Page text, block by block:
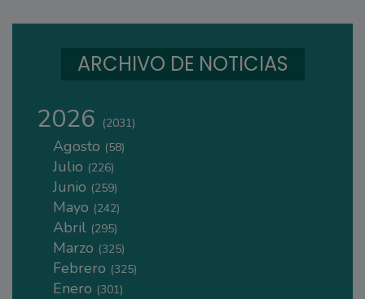
ARCHIVO DE NOTICIAS
2026 (2031)
Agosto (58)
Julio (226)
Junio (259)
Mayo (242)
Abril (295)
Marzo (325)
Febrero (325)
Enero (301)